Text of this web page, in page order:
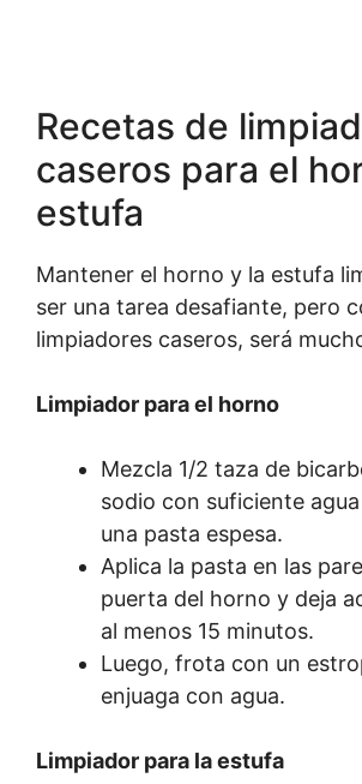
Recetas de
caseros para el
estufa
Mantener el horno y la estufa
ser una tarea desafiante, pero
limpiadores caseros, será
Limpiador para el horno
Mezcla 1/2 taza de
sodio con suficiente
una pasta espesa.
Aplica la pasta en las
puerta del horno y deja
al menos 15 minutos.
Luego, frota con un
enjuaga con agua.
Limpiador para la estufa